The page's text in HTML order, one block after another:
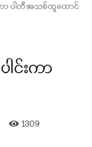
းကာ ပါတီအသစ်ထူထောင်
ါင်းကာ
1309